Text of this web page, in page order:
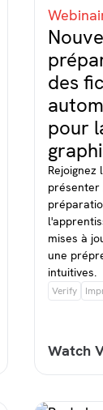
des
pour
présenter
mises à
une
intuitives.
Verify
Watch